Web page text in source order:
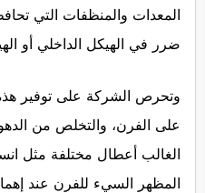
المعدات والمنظفات التي
ضرر في الهيكل الداخلي أو
وتحرص الشركة على توفير
على الفرن، والتخلص من
الغالب أعطال مختلفة مثل
المظهر السيء للفرن عند